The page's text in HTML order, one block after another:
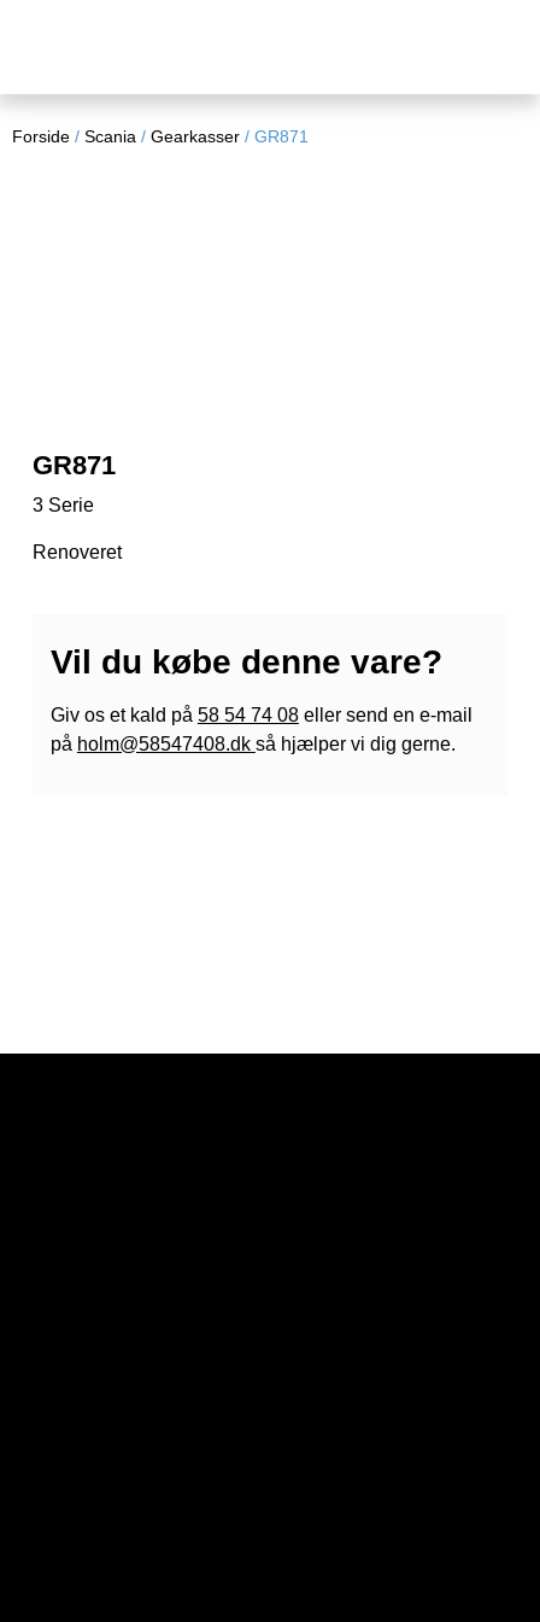
Forside / Scania / Gearkasser / GR871
GR871
3 Serie
Renoveret
Vil du købe denne vare?
Giv os et kald på 58 54 74 08eller send en e-mail
på holm@58547408.dk så hjælper vi dig gerne.